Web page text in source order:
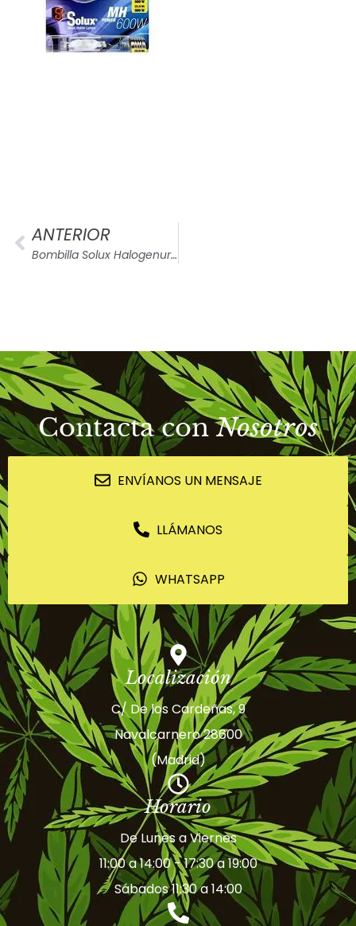
ANTERIOR
Bombilla Solux Halogenuros metalicos
Contacta conNosotros
ENVÍANOS UN MENSAJE
LLÁMANOS
WHATSAPP
Localización
C/ De los Cardeñas, 9
Navalcarnero 28600
(Madrid)
Horario
De Lunes a Viernes
11:00 a 14:00 - 17:30 a 19:00
Sábados 11:30 a 14:00